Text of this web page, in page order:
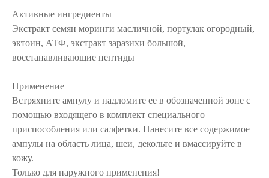
Активные ингредиенты
Экстракт семян моринги масличной, портулак огородный,
эктоин, АТФ, экстракт заразихи большой,
восстанавливающие пептиды
Применение
Встряхните ампулу и надломите ее в обозначенной зоне с
помощью входящего в комплект специального
приспособления или салфетки. Нанесите все содержимое
ампулы на область лица, шеи, декольте и вмассируйте в
кожу.
Только для наружного применения!